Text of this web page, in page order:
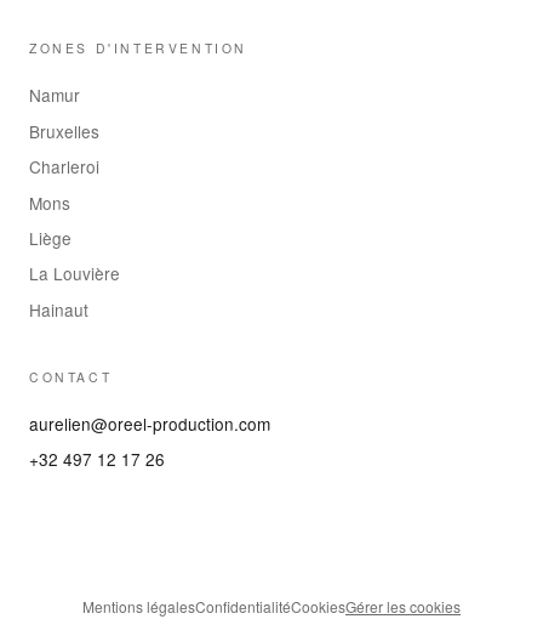
ZONES D'INTERVENTION
Namur
Bruxelles
Charleroi
Mons
Liège
La Louvière
Hainaut
CONTACT
aurelien@oreel-production.com
+32 497 12 17 26
Mentions légalesConfidentialitéCookiesGérer les cookies